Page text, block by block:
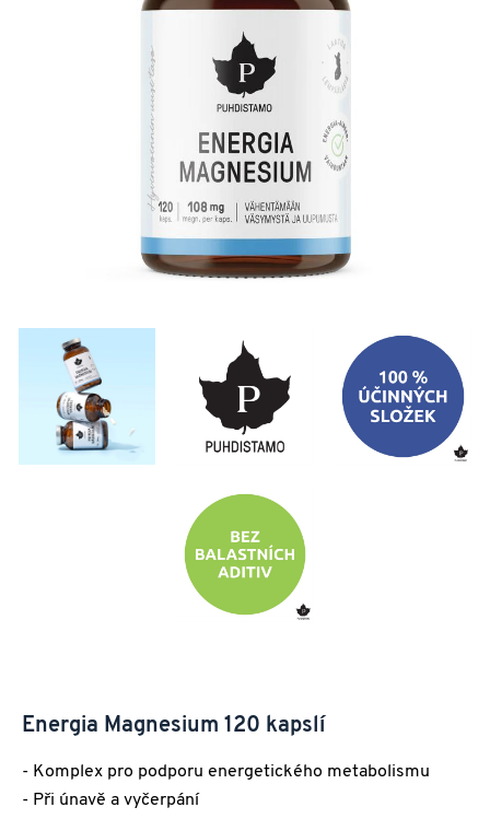
Energia Magnesium 120 kapslí
- Komplex pro podporu energetického metabolismu
- Při únavě a vyčerpání